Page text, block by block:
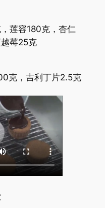
莲容180克，杏仁
莓25克
克，吉利丁片2.5克